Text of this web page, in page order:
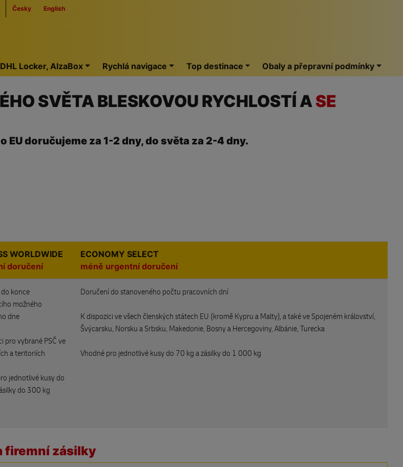
Česky English
DHL Locker, AlzaBox Rychlá navigace Top destinace Obaly a přepravní podmínky
SVĚTA BLESKOVOU RYCHLOSTÍ ASE
doručujeme za 1-2 dny, do světa za 2-4 dny.
WORLDWIDE
doručení
ECONOMY SELECT
méně urgentní doručení
konce
možného
dne
pro vybrané PSČ ve
a teritoriích
jednotlivé kusy do
do 300 kg
Doručení do stanoveného počtu pracovních dní
K dispozici ve všech členských státech EU (kromě Kypru a Malty), a také ve Spojeném království,
Švýcarsku, Norsku a Srbsku, Makedonie, Bosny a Hercegoviny, Albánie, Turecka
Vhodné pro jednotlivé kusy do 70 kg a zásilky do 1 000 kg
firemní zásilky